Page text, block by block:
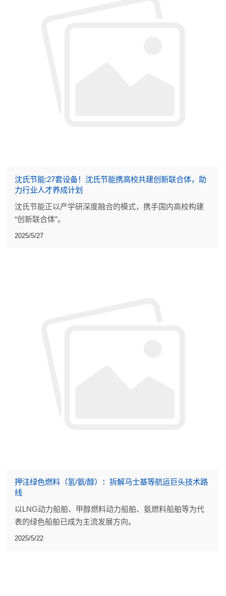
沈氏节能:27套设备！沈氏节能携高校共建创新联合体，助
力行业人才养成计划
沈氏节能正以产学研深度融合的模式，携手国内高校构建
“创新联合体”。
2025/5/27
押注绿色燃料（氢/氨/醇）：拆解马士基等航运巨头技术路
线
以LNG动力船舶、甲醇燃料动力船舶、氨燃料船舶等为代
表的绿色船舶已成为主流发展方向。
2025/5/22